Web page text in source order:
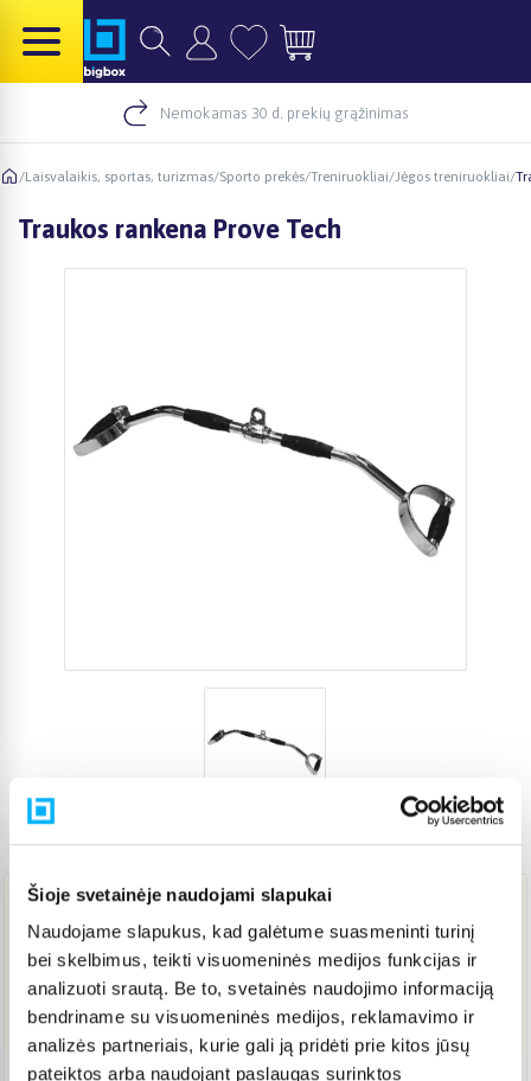
Šioje svetainėje naudojami slapukai
Naudojame slapukus, kad galėtume suasmeninti turinį
bei skelbimus, teikti visuomeninės medijos funkcijas ir
analizuoti srautą. Be to, svetainės naudojimo informaciją
bendriname su visuomeninės medijos, reklamavimo ir
analizės partneriais, kurie gali ją pridėti prie kitos jūsų
pateiktos arba naudojant paslaugas surinktos
Nemokamas 30 d. prekių grąžinimas
/Laisvalaikis, sportas, turizmas/Sporto prekės/Treniruokliai/Jėgos treniruokliai/
Traukos rankena Prove Tech
Prekės kodas 5562872
27,72 €
Į KREPŠELĮ